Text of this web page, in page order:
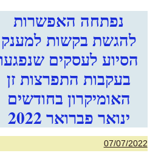
נפתחה האפשרות
להגשת בקשות למענק
הסיוע לעסקים שנפגעו
בעקבות התפרצות זן
האומיקרון בחודשים
ינואר פברואר 2022
07/07/2022